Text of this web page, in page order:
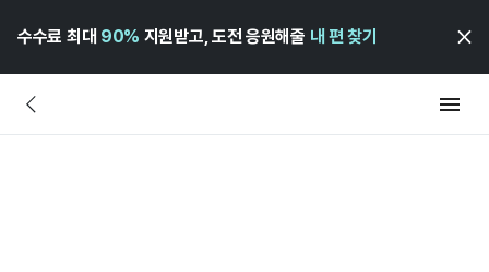
수수료 최대 90% 지원받고, 도전 응원해줄 내 편 찾기